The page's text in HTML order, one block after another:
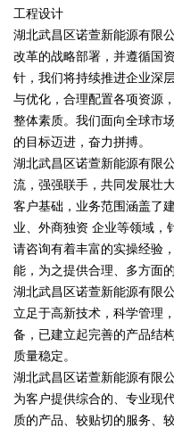
工程设计
湖北武昌区诺萱新能源有限
改革的战略部署，并遵循国
针，我们将持续推进企业深
与优化，合理配置各项资源
整体素质。我们面向全球市
的目标迈进，奋力拼搏。
湖北武昌区诺萱新能源有限
流，强强联手，共同发展壮
客户基础，业务范围涵盖了
业、外商独资 企业等领域，
请咨询有着丰富的实操经验
能，为之提供合理、多方面
湖北武昌区诺萱新能源有限
立足于高新技术，科学管理
备，已建立起完善的产品结
质量稳定。
湖北武昌区诺萱新能源有限
为客户提供综合的、专业现
质的产品、较贴切的服务、